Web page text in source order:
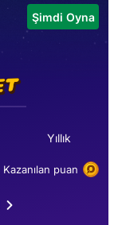
Şimdi Oyna
Yıllık
Kazanılan puan